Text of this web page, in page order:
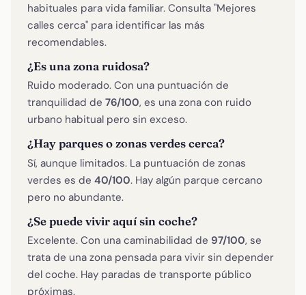
habituales para vida familiar. Consulta "Mejores
calles cerca" para identificar las más
recomendables.
¿Es una zona ruidosa?
Ruido moderado. Con una puntuación de
tranquilidad de 76/100, es una zona con ruido
urbano habitual pero sin exceso.
¿Hay parques o zonas verdes cerca?
Sí, aunque limitados. La puntuación de zonas
verdes es de 40/100. Hay algún parque cercano
pero no abundante.
¿Se puede vivir aquí sin coche?
Excelente. Con una caminabilidad de 97/100, se
trata de una zona pensada para vivir sin depender
del coche. Hay paradas de transporte público
próximas.